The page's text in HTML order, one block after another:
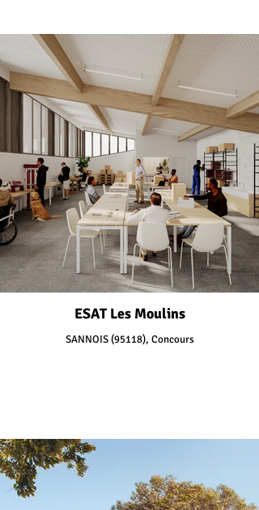
ESAT Les Moulins
SANNOIS (95118), Concours